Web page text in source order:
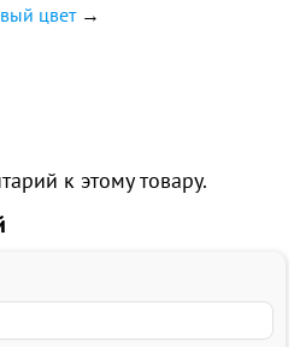
цвет→
к этому товару.